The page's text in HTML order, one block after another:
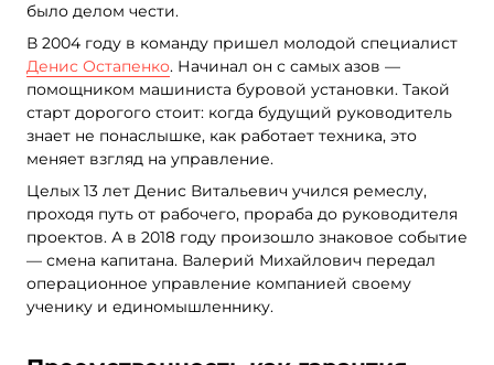
было делом чести.
В 2004 году в команду пришел молодой специалист
Денис Остапенко. Начинал он с самых азов —
помощником машиниста буровой установки. Такой
старт дорогого стоит: когда будущий руководитель
знает не понаслышке, как работает техника, это
меняет взгляд на управление.
Целых 13 лет Денис Витальевич учился ремеслу,
проходя путь от рабочего, прораба до руководителя
проектов. А в 2018 году произошло знаковое событие
— смена капитана. Валерий Михайлович передал
операционное управление компанией своему
ученику и единомышленнику.